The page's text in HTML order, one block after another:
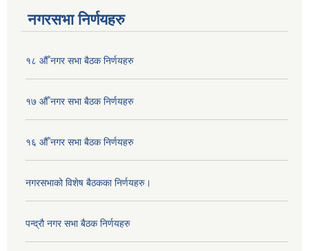
नगरसभा निर्णयहरु
१८ औँ नगर सभा बैठक निर्णयहरु
१७ औँ नगर सभा बैठक निर्णयहरु
१६ औँ नगर सभा बैठक निर्णयहरु
नगरसभाको विशेष बैठकका निर्णयहरु।
पन्द्रौ नगर सभा बैठक निर्णयहरु